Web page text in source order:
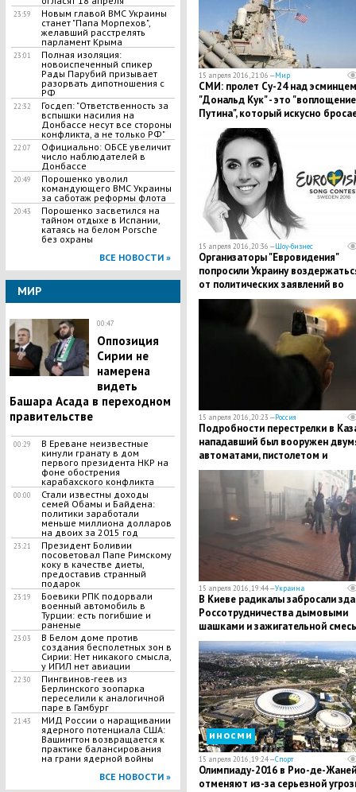
23:59
Новым главой ВМС Украины
станет "Папа Морпехов",
желавший расстрелять
парламент Крыма
23:01
Полная изоляция:
новоиспеченный спикер
Рады Парубий призывает
разорвать дипотношения с
РФ
22:32
Госдеп: "Ответственность за
вспышки насилия на
Донбассе несут все стороны
конфликта, а не только РФ"
22:07
Официально: ОБСЕ увеличит
число наблюдателей в
Донбассе
20:49
Порошенко уволил
командующего ВМС Украины
за саботаж реформы флота
20:43
Порошенко засветился на
тайном отдыхе в Испании,
катаясь на белом Porsche
без охраны
ВСЕ НОВОСТИ »
МИР
00:47
Оппозиция
Сирии не
намерена
видеть
Башара Асада в переходном
правительстве
00:29
В Ереване неизвестные
кинули гранату в дом
первого президента НКР на
фоне обострения
карабахского конфликта
00:00
Стали известны доходы
семей Обамы и Байдена:
политики заработали
меньше миллиона долларов
на двоих за 2015 год
23:21
Президент Боливии
посоветовал Папе Римскому
коку в качестве диеты,
предоставив странный
подарок
23:19
Боевики РПК подорвали
военный автомобиль в
Турции: есть погибшие и
раненые
23:03
В Белом доме против
создания бесполетных зон в
Сирии: Нет никакого смысла,
у ИГИЛ нет авиации
22:30
Пингвинов-геев из
Берлинского зоопарка
переселили к аналогичной
паре в Гамбург
21:43
МИД России о наращивании
ядерного потенциала США:
Вашингтон возвращается к
практике балансирования
на грани ядерной войны
ВСЕ НОВОСТИ »
15 апреля 2016, 21:06 —Мир
СМИ: пролет Су-24 над эсминцем
"Дональд Кук" - это "воплощение
Путина", который искусно
вызов США
15 апреля 2016, 20:36 —Шоу-бизнес
Организаторы "Евровидения"
попросили Украину
от политических заявлений во
время конкурса
15 апреля 2016, 20:23 —Россия
Подробности перестрелки в
нападавший был вооружен
автоматами, пистолетом и
гранатами
15 апреля 2016, 19:44 —Украина
В Киеве радикалы забросали
Россотрудничества дымовыми
шашками и зажигательной
иносми
15 апреля 2016, 19:24 —Спорт
Олимпиаду-2016 в Рио-де-
отменяют из-за серьезной